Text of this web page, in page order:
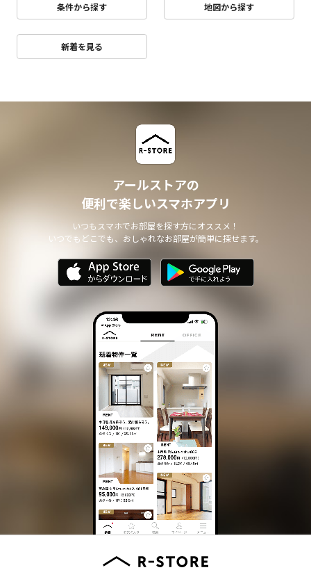
条件から探す 地図から探す
新着を見る
アールストアの
便利で楽しいスマホアプリ
いつもスマホでお部屋を探す方にオススメ！
いつでもどこでも、おしゃれなお部屋が簡単に探せます。